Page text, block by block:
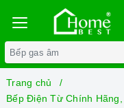
Trang chủ
Bếp Điện Từ Chính